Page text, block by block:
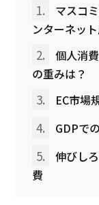
1.
マスコ
ンターネッ
2.
個人消
の重みは？
3. EC市場
4. GDPで
5.
伸びし
費